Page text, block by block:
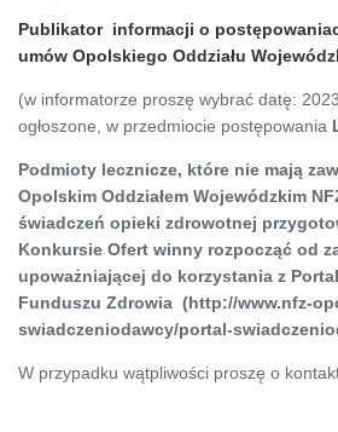
Publikator informacji o
umów Opolskiego Oddziału
(w informatorze proszę wybrać datę:
ogłoszone, w przedmiocie postępowania
Podmioty lecznicze, które nie mają
Opolskim Oddziałem Wojewódzkim
świadczeń opieki zdrowotnej
Konkursie Ofert winny rozpocząć od
upoważniającej do korzystania z
Funduszu Zdrowia (http://www.nfz-
swiadczeniodawcy/portal-
W przypadku wątpliwości proszę o